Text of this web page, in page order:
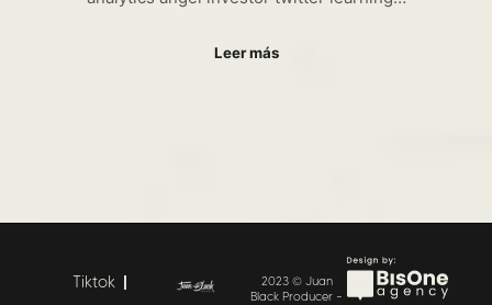
Leer más
Tiktok
2023 © Juan
Black Producer –